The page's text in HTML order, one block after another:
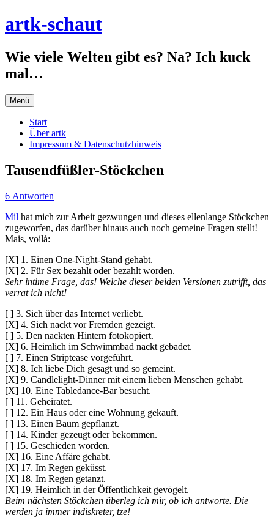
Inhalt
artk-schaut
Wie viele Welten gibt es? Na? Ich kuck
mal…
Menü
Start
Über artk
Impressum & Datenschutzhinweis
Tausendfüßler-Stöckchen
6 Antworten
Mil hat mich zur Arbeit gezwungen und dieses ellenlange Stöckchen
zugeworfen, das darüber hinaus auch noch gemeine Fragen stellt!
Mais, voilá:
[X] 1. Einen One-Night-Stand gehabt.
[X] 2. Für Sex bezahlt oder bezahlt worden.
Sehr intime Frage, das! Welche dieser beiden Versionen zutrifft, das
verrat ich nicht!
[ ] 3. Sich über das Internet verliebt.
[X] 4. Sich nackt vor Fremden gezeigt.
[ ] 5. Den nackten Hintern fotokopiert.
[X] 6. Heimlich im Schwimmbad nackt gebadet.
[ ] 7. Einen Striptease vorgeführt.
[X] 8. Ich liebe Dich gesagt und so gemeint.
[X] 9. Candlelight-Dinner mit einem lieben Menschen gehabt.
[X] 10. Eine Tabledance-Bar besucht.
[ ] 11. Geheiratet.
[ ] 12. Ein Haus oder eine Wohnung gekauft.
[ ] 13. Einen Baum gepflanzt.
[ ] 14. Kinder gezeugt oder bekommen.
[ ] 15. Geschieden worden.
[X] 16. Eine Affäre gehabt.
[X] 17. Im Regen geküsst.
[X] 18. Im Regen getanzt.
[X] 19. Heimlich in der Öffentlichkeit gevögelt.
Beim nächsten Stöckchen überleg ich mir, ob ich antworte. Die
werden ja immer indiskreter, tze!